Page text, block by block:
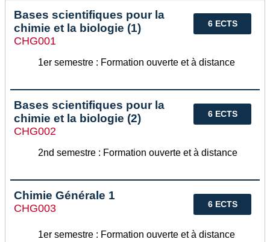
6 ECTS
Bases scientifiques pour la
chimie et la biologie (1)
CHG001
1er semestre : Formation ouverte et à distance
6 ECTS
Bases scientifiques pour la
chimie et la biologie (2)
CHG002
2nd semestre : Formation ouverte et à distance
6 ECTS
Chimie Générale 1
CHG003
1er semestre : Formation ouverte et à distance